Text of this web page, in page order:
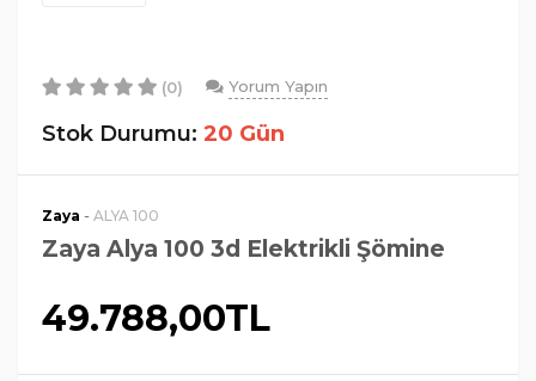
(0) Yorum Yapın
Stok Durumu: 20 Gün
Zaya - ALYA 100
Zaya Alya 100 3d Elektrikli Şömine
49.788,00TL